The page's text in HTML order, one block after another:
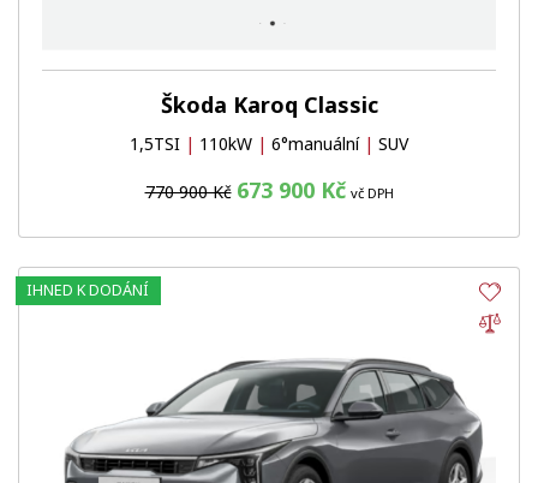
Škoda Karoq Classic
1,5TSI | 110kW | 6°manuální | SUV
770 900 Kč 673 900 Kč vč DPH
IHNED K DODÁNÍ